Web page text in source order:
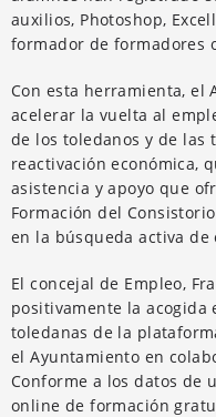
auxilios, Photoshop,
formador de formadores
Con esta herramienta,
acelerar la vuelta al
de los toledanos y de las
reactivación económica,
asistencia y apoyo que
Formación del
en la búsqueda activa de
El concejal de Empleo,
positivamente la acogida
toledanas de la
el Ayuntamiento en
Conforme a los datos de
online de formación